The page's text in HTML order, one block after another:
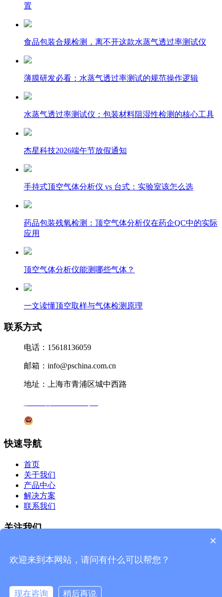
置
食品包装合规检测，离不开这款水蒸气透过率测试仪
薄膜研发必看：水蒸气透过率测试的规范操作逻辑
水蒸气透过率测试仪：包装材料阻湿性检测的核心工具
杰星科技2026端午节放假通知
手持式顶空气体分析仪 vs 台式：实验室该怎么选
药品包装残氧检测：顶空气体分析仪在药企QC中的实际
应用
顶空气体分析仪能测哪些气体？
一文读懂顶空取样与气体检测原理
联系方式
电话：15618136059
邮箱：info@pschina.com.cn
地址：上海市青浦区城中西路
快速导航
首页
关于我们
产品中心
解决方案
联系我们
关注我们
©2019 上海杰星生物科技有限公司 版权所有
×
欢迎来到本网站，请问有什么可以帮您？
现在咨询 稍后再说